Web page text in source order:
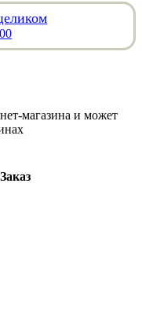
магазина и может
Заказ